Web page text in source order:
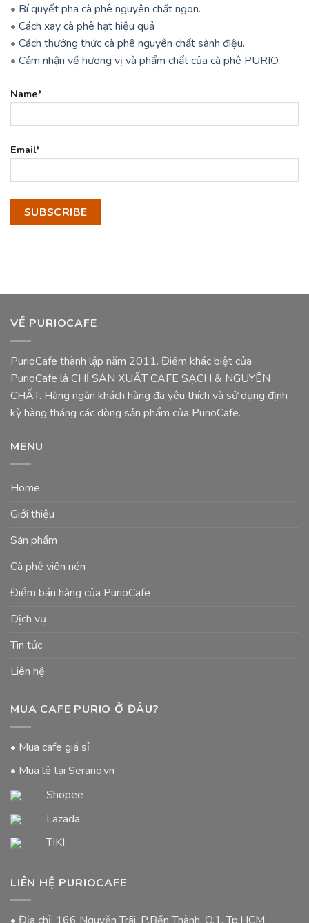
• Bí quyết pha cà phê nguyên chất ngon.
• Cách xay cà phê hạt hiệu quả
• Cách thưởng thức cà phê nguyên chất sành điệu.
• Cảm nhận về hương vị và phẩm chất của cà phê PURIO.
Name*
Email*
VỀ PURIOCAFE
PurioCafe thành lập năm 2011. Điểm khác biệt của
PurioCafe là CHỈ SẢN XUẤT CAFE SẠCH & NGUYÊN
CHẤT. Hàng ngàn khách hàng đã yêu thích và sử dụng định
kỳ hàng tháng các dòng sản phẩm của PurioCafe.
MENU
Home
Giới thiệu
Sản phẩm
Cà phê viên nén
Điểm bán hàng của PurioCafe
Dịch vụ
Tin tức
Liên hệ
MUA CAFE PURIO Ở ĐÂU?
• Mua cafe giá sỉ
• Mua lẻ tại Serano.vn
Shopee
Lazada
TIKI
LIÊN HỆ PURIOCAFE